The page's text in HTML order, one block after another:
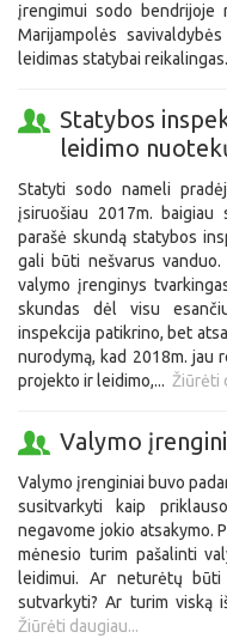
įrengimui sodo bendrijoje
Marijampolės
leidimas statybai
Statybos
leidimo
Statyti sodo nameli
įsiruošiau 2017m. baigiau
parašė skundą statybos
gali būti nešvarus
valymo įrenginys
skundas dėl visu
inspekcija patikrino, bet
nurodymą, kad 2018m. jau
projekto ir leidimo,... Žiūrėti
Valymo
Valymo įrenginiai buvo
susitvarkyti kaip
negavome jokio atsakymo.
mėnesio turim pašalinti
leidimui. Ar neturėtų
sutvarkyti? Ar turim viską
Žiūrėti daugiau...